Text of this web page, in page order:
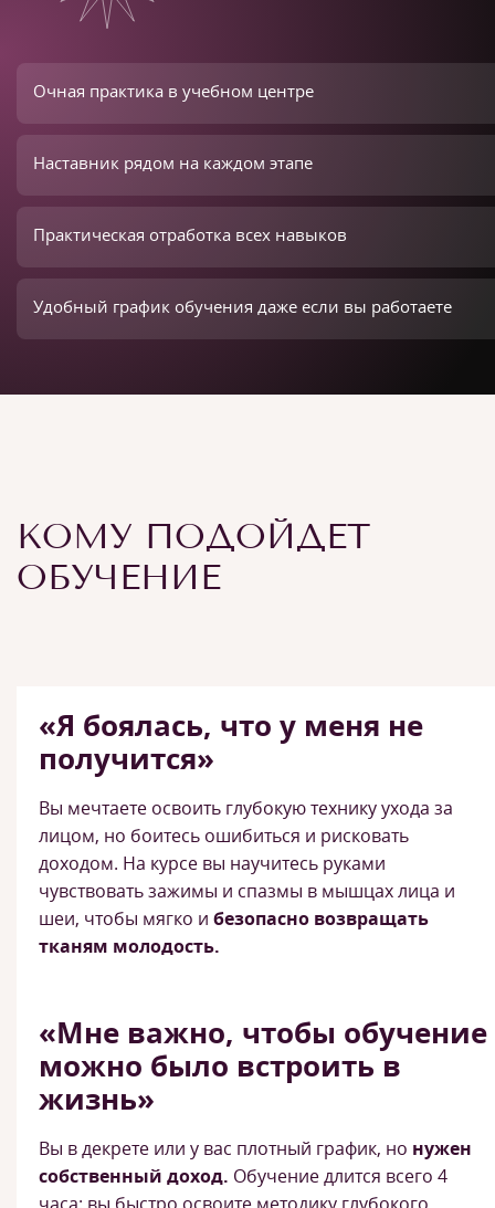
Очная практика в учебном центре
Наставник рядом на каждом этапе
Практическая отработка всех навыков
Удобный график обучения даже если вы работаете
КОМУ ПОДОЙДЕТ
ОБУЧЕНИЕ
«Я боялась, что у меня не
получится»
Вы мечтаете освоить глубокую технику ухода за
лицом, но боитесь ошибиться и рисковать
доходом. На курсе вы научитесь руками
чувствовать зажимы и спазмы в мышцах лица и
шеи, чтобы мягко и безопасно возвращать
тканям молодость.
«Мне важно, чтобы обучение
можно было встроить в
жизнь»
Вы в декрете или у вас плотный график, но нужен
собственный доход. Обучение длится всего 4